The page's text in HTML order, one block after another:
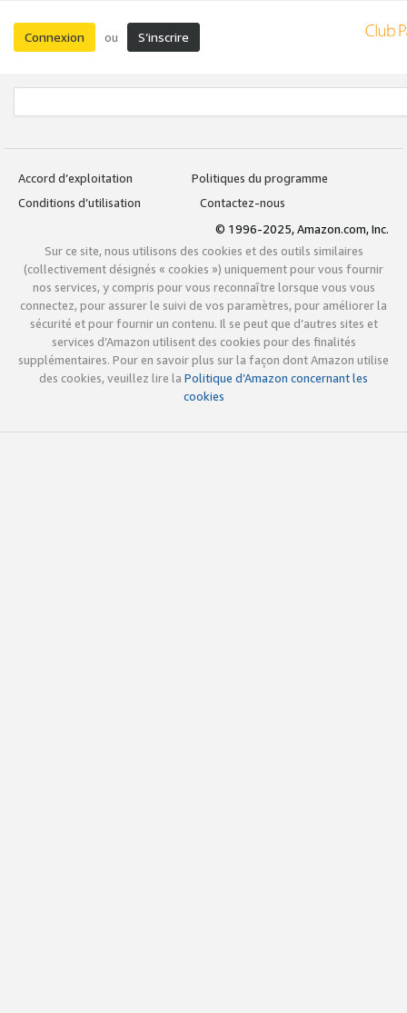
Connexion ou S’inscrire
Accord d’exploitation
Politiques du programme
Conditions d’utilisation
Contactez-nous
© 1996-2025, Amazon.com, Inc.
Sur ce site, nous utilisons des cookies et des outils similaires
(collectivement désignés « cookies ») uniquement pour vous fournir
nos services, y compris pour vous reconnaître lorsque vous vous
connectez, pour assurer le suivi de vos paramètres, pour améliorer la
sécurité et pour fournir un contenu. Il se peut que d’autres sites et
services d’Amazon utilisent des cookies pour des finalités
supplémentaires. Pour en savoir plus sur la façon dont Amazon utilise
des cookies, veuillez lire la Politique d’Amazon concernant les
cookies